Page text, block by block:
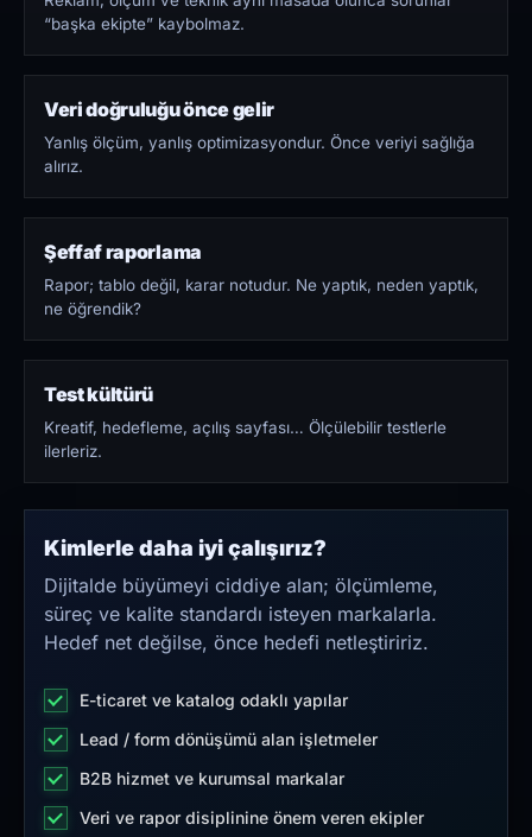
“başka ekipte” kaybolmaz.
Veri doğruluğu önce gelir
Yanlış ölçüm, yanlış optimizasyondur. Önce veriyi sağlığa
alırız.
Şeffaf raporlama
Rapor; tablo değil, karar notudur. Ne yaptık, neden yaptık,
ne öğrendik?
Test kültürü
Kreatif, hedefleme, açılış sayfası… Ölçülebilir testlerle
ilerleriz.
Kimlerle daha iyi çalışırız?
Dijitalde büyümeyi ciddiye alan; ölçümleme,
süreç ve kalite standardı isteyen markalarla.
Hedef net değilse, önce hedefi netleştiririz.
E-ticaret ve katalog odaklı yapılar
Lead / form dönüşümü alan işletmeler
B2B hizmet ve kurumsal markalar
Veri ve rapor disiplinine önem veren ekipler